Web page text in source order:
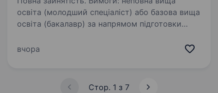
освіта (молодший спеціаліст) або базова вища
освіта (бакалавр) за напрямом підготовки
справа», «Лікувальна справа» або
вчора
Стор. 1 з 7